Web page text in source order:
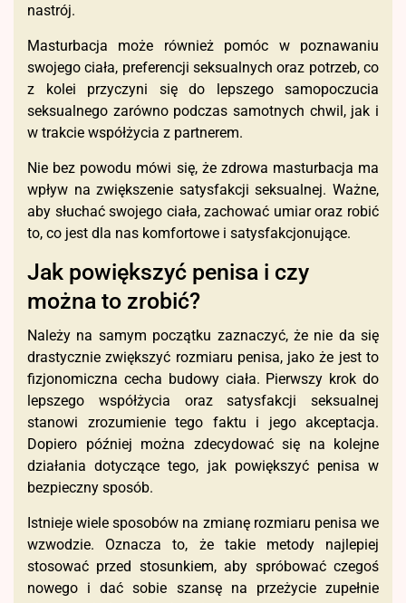
nastrój.
Masturbacja może również pomóc w poznawaniu
swojego ciała, preferencji seksualnych oraz potrzeb, co
z kolei przyczyni się do lepszego samopoczucia
seksualnego zarówno podczas samotnych chwil, jak i
w trakcie współżycia z partnerem.
Nie bez powodu mówi się, że zdrowa masturbacja ma
wpływ na zwiększenie satysfakcji seksualnej. Ważne,
aby słuchać swojego ciała, zachować umiar oraz robić
to, co jest dla nas komfortowe i satysfakcjonujące.
Jak powiększyć penisa i czy
można to zrobić?
Należy na samym początku zaznaczyć, że nie da się
drastycznie zwiększyć rozmiaru penisa, jako że jest to
fizjonomiczna cecha budowy ciała. Pierwszy krok do
lepszego współżycia oraz satysfakcji seksualnej
stanowi zrozumienie tego faktu i jego akceptacja.
Dopiero później można zdecydować się na kolejne
działania dotyczące tego, jak powiększyć penisa w
bezpieczny sposób.
Istnieje wiele sposobów na zmianę rozmiaru penisa we
wzwodzie. Oznacza to, że takie metody najlepiej
stosować przed stosunkiem, aby spróbować czegoś
nowego i dać sobie szansę na przeżycie zupełnie